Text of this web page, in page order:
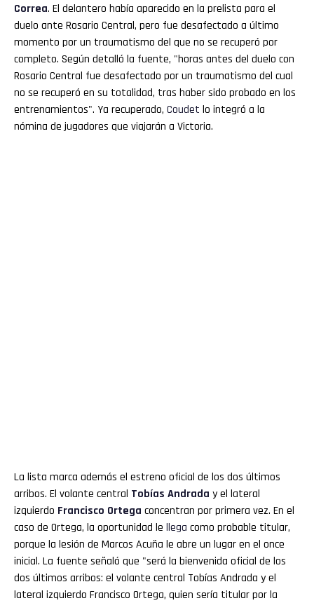
Correa. El delantero había aparecido en la prelista para el
duelo ante Rosario Central, pero fue desafectado a último
momento por un traumatismo del que no se recuperó por
completo. Según detalló la fuente, "horas antes del duelo con
Rosario Central fue desafectado por un traumatismo del cual
no se recuperó en su totalidad, tras haber sido probado en los
entrenamientos". Ya recuperado, Coudet lo integró a la
nómina de jugadores que viajarán a Victoria.
La lista marca además el estreno oficial de los dos últimos
arribos. El volante central Tobías Andrada y el lateral
izquierdo Francisco Ortega concentran por primera vez. En el
caso de Ortega, la oportunidad le llega como probable titular,
porque la lesión de Marcos Acuña le abre un lugar en el once
inicial. La fuente señaló que "será la bienvenida oficial de los
dos últimos arribos: el volante central Tobías Andrada y el
lateral izquierdo Francisco Ortega, quien sería titular por la